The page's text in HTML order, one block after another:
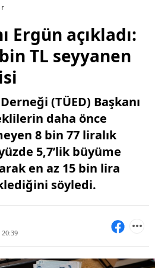
Ergün açıkladı:
TL seyyanen
(TÜED) Başkanı
daha önce
8 bin 77 liralık
5,7’lik büyüme
en az 15 bin lira
söyledi.